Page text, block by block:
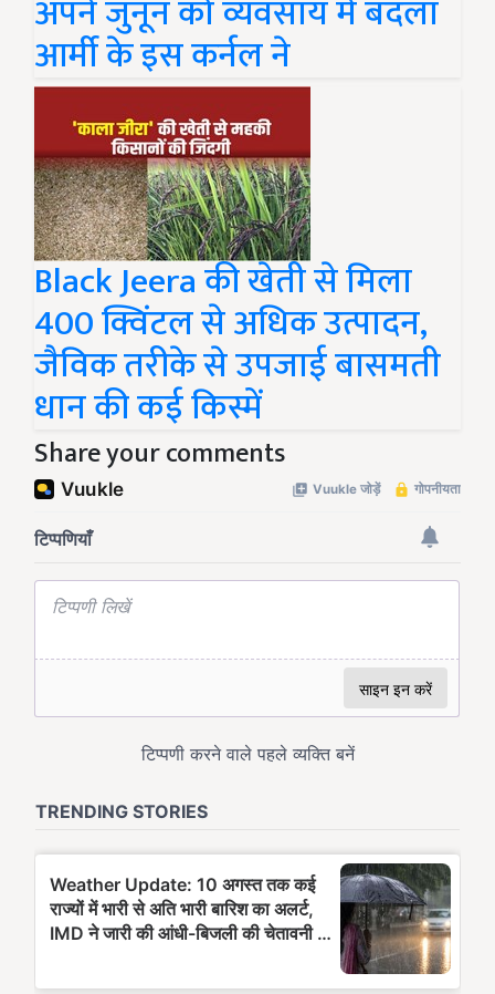
अपने जुनून को व्यवसाय में बदला
आर्मी के इस कर्नल ने
Black Jeera की खेती से मिला
400 क्विंटल से अधिक उत्पादन,
जैविक तरीके से उपजाई बासमती
धान की कई किस्में
Share your comments